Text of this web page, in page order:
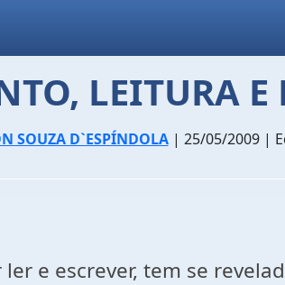
LEITURA E
SOUZA D`ESPÍNDOLA| 25/05/2009 |
e escrever, tem se